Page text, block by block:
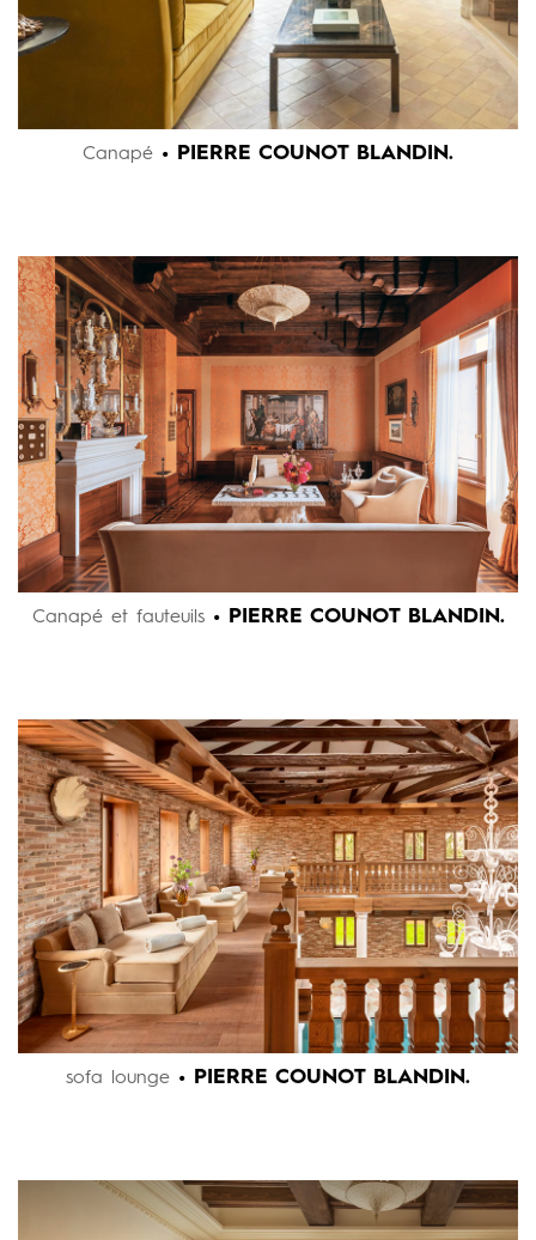
Canapé • PIERRE COUNOT BLANDIN.
Canapé et fauteuils • PIERRE COUNOT BLANDIN.
sofa lounge • PIERRE COUNOT BLANDIN.